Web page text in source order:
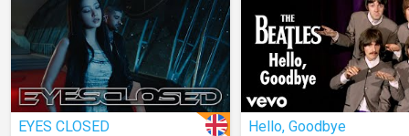
EYES CLOSED Hello, Goodbye